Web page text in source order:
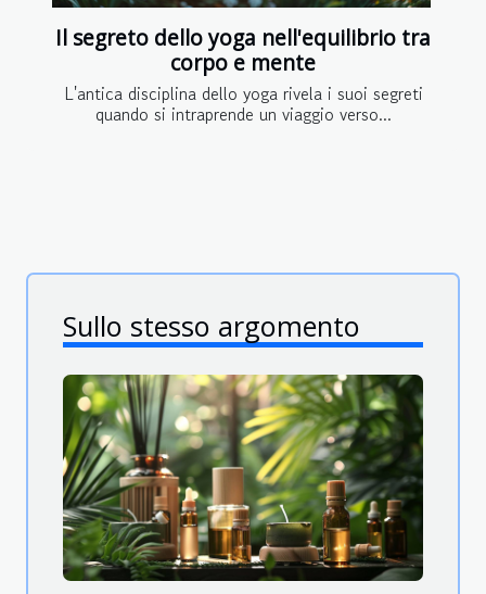
Il segreto dello yoga nell'equilibrio tra
corpo e mente
L'antica disciplina dello yoga rivela i suoi segreti
quando si intraprende un viaggio verso...
Sullo stesso argomento